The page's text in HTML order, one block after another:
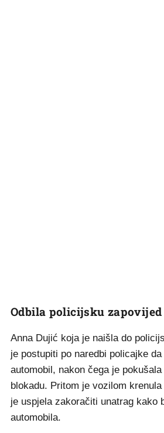
Odbila policijsku zapovijed
Anna Dujić koja je naišla do
je postupiti po naredbi policajke
automobil, nakon čega je
blokadu. Pritom je vozilom
je uspjela zakoračiti unatrag kako
automobila.